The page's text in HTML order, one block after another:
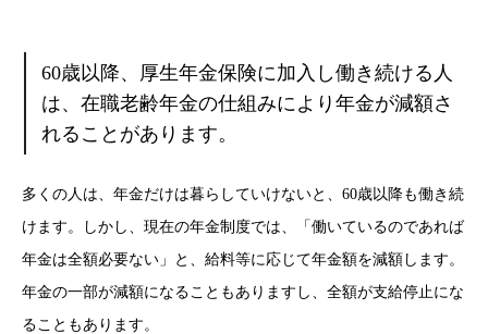
60歳以降、厚生年金保険に加入し働き続ける人
は、在職老齢年金の仕組みにより年金が減額さ
れることがあります。
多くの人は、年金だけは暮らしていけないと、60歳以降も働き続
けます。しかし、現在の年金制度では、「働いているのであれば
年金は全額必要ない」と、給料等に応じて年金額を減額します。
年金の一部が減額になることもありますし、全額が支給停止にな
ることもあります。